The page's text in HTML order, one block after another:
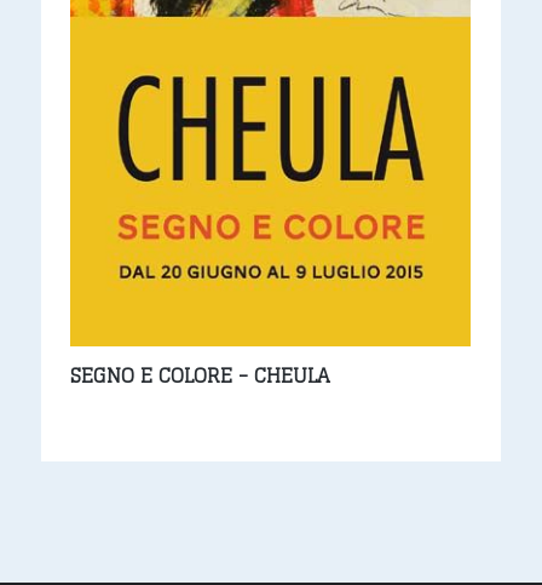
SEGNO E COLORE - CHEULA